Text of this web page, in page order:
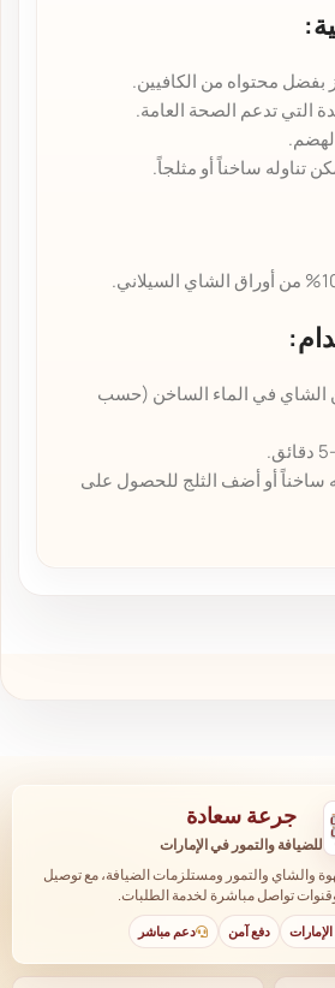
:
بفضل محتواه من الكافيين.
التي تدعم الصحة العامة.
تناوله ساخناً أو مثلجاً.
:
الشاي في الماء الساخن (حسب
ساخناً أو أضف الثلج للحصول على
جرعة سعادة
للضيافة والتمور في الإمارات
والشاي والتمور ومستلزمات الضيافة، مع توصيل
تواصل مباشرة لخدمة الطلبات.
دفع آمن دعم مباشر